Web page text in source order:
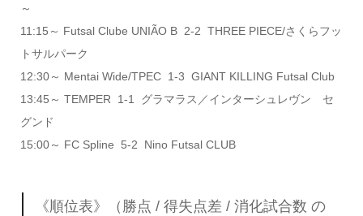
～
11:15～ Futsal Clube UNIÃO B 2-2 THREE PIECE/さくらフッ
トサルパーク
12:30～ Mentai Wide/TPEC 1-3 GIANT KILLING Futsal Club
13:45～ TEMPER 1-1 グラマラス／インターシュレヴン セ
グンド
15:00～ FC Spline 5-2 Nino Futsal CLUB
《順位表》（勝点 / 得失点差 / 消化試合数 の